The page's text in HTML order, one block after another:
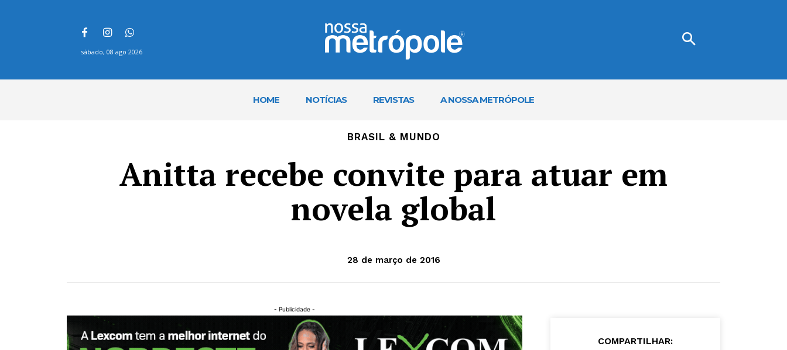
sábado, 08 ago 2026
HOME NOTÍCIAS REVISTAS A NOSSA METRÓPOLE
BRASIL & MUNDO
Anitta recebe convite para atuar em
novela global
28 de março de 2016
- Publicidade -
COMPARTILHAR: